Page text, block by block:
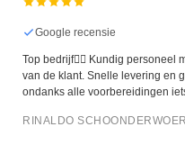
Google recensie
Top bedrijf👍🏻 Kundig personeel
van de klant. Snelle levering en
ondanks alle voorbereidingen
RINALDO